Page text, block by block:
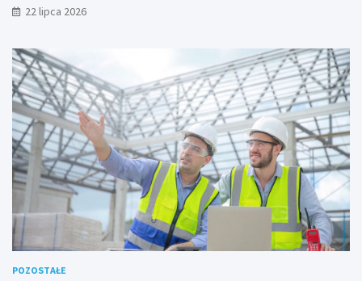
22 lipca 2026
POZOSTAŁE